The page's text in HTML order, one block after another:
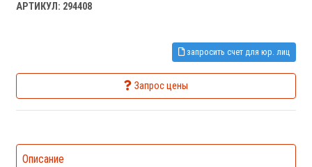
АРТИКУЛ: 294408
запросить счет для юр. лиц
Запрос цены
Описание